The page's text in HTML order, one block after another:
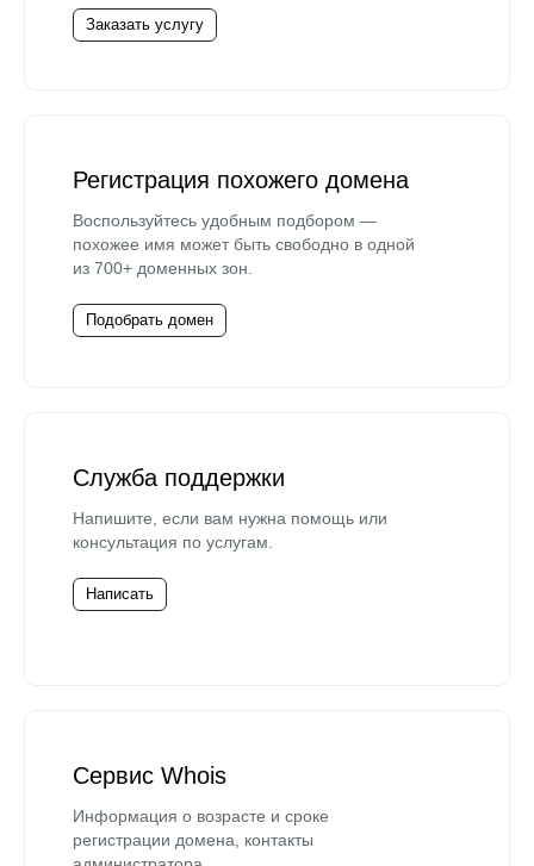
Заказать услугу
Регистрация похожего домена
Воспользуйтесь удобным подбором —
похожее имя может быть свободно в одной
из 700+ доменных зон.
Подобрать домен
Служба поддержки
Напишите, если вам нужна помощь или
консультация по услугам.
Написать
Сервис Whois
Информация о возрасте и сроке
регистрации домена, контакты